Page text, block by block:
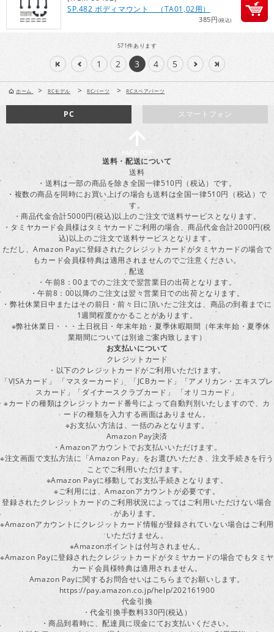
SP.482 ボディマウント （TA01,02用）
385円(税込)
571件あります
1 2 3 4 5
ホーム > RCモデル > RCパーツ > RCスペアパーツ
スマートフォン
PC
送料・配送について
送料
・送料は一部の商品を除き全国一律510円（税込）です。
・複数の商品を同時にお買い上げの場合も送料は全国一律510円（税込）で
す。
・商品代金合計5000円(税込)以上のご注文で送料サービスとなります。
・タミヤカード会員様はタミヤカードご利用の場合、商品代金合計2000円(税
込)以上のご注文で送料サービスとなります。
ただし、Amazon Payに登録されたクレジットカードがタミヤカードの場合で
もカード会員様特典は適用されませんのでご注意ください。
配送
・午前8：00までのご注文で翌営業日の出荷となります。
・午前8：00以降のご注文は翌々営業日での出荷となります。
・弊社休業日中またはその前日・前々日に頂いたご注文は、商品の到着までに
1週間程度かかることがあります。
※弊社休業日・・・土日祝日・年末年始・夏季休暇期間（年末年始・夏季休
業期間については別途ご案内致します）
お支払いについて
クレジットカード
・以下のクレジットカードがご利用いただけます。
「VISAカード」 「マスターカード」 「JCBカード」「アメリカン・エキスプレ
スカード」「ダイナースクラブカード」 「オリコカード」
※カードの種類はクレジットカード番号によって自動判別いたしますので、カ
ードの種類を入力する画面はありません。
※お支払い方法は、一括のみとなります。
Amazon Pay決済
・Amazonアカウントでお支払いいただけます。
※注文画面で支払方法に「Amazon Pay」をお選びいただき、注文手続きを行う
ことでご利用いただけます。
※Amazon Payに移動してお支払手続きとなります。
※ご利用には、Amazonアカウントが必要です。
登録されたクレジットカードのご利用状況によってはご利用いただけない場合
があります。
※Amazonアカウントにクレジットカード情報が登録されていない場合はご利用
いただけません。
※Amazonポイントは付与されません。
※Amazon Payに登録されたクレジットカードがタミヤカードの場合でもタミヤ
カード会員様特典は適用されません。
Amazon Payに関するお問合せいはこちらまでお願いします。
https://pay.amazon.co.jp/help/202161900
代金引換
・代金引換手数料330円(税込）
・商品到着時に、配達員に現金にてお支払いください。